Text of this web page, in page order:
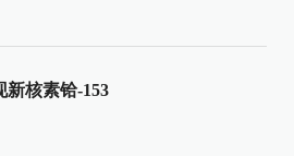
新核素铪-153